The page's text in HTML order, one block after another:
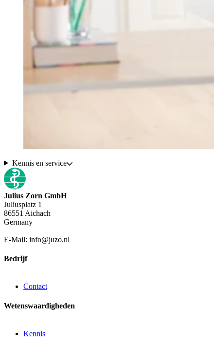
Kennis en service
Julius Zorn GmbH
Juliusplatz 1
86551 Aichach
Germany
E-Mail: info@juzo.nl
Bedrijf
Contact
Wetenswaardigheden
Kennis